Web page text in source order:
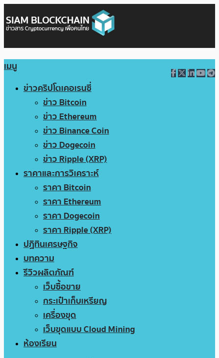
เมนู
ข่าวคริปโตเคอเรนซี่
ข่าว Bitcoin
ข่าว Ethereum
ข่าว Binance Coin
ข่าว Dogecoin
ข่าว Ripple (XRP)
ราคาและการวิเคราะห์
ราคา Bitcoin
ราคา Ethereum
ราคา Dogecoin
ราคา Ripple (XRP)
ปฏิทินเศรษฐกิจ
บทความ
รีวิวผลิตภัณฑ์
เว็บซื้อขาย
กระเป๋าเก็บเหรียญ
เครื่องขุด
เว็บขุดแบบ Cloud Mining
ห้องเรียน